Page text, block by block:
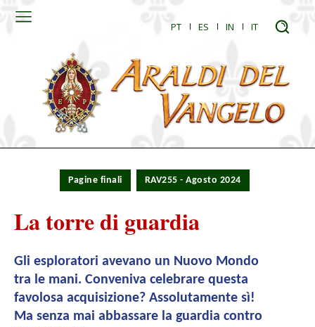
PT ES IN IT
Pagine finali RAV255 - Agosto 2024
La torre di guardia
Gli esploratori avevano un Nuovo Mondo
tra le mani. Conveniva celebrare questa
favolosa acquisizione? Assolutamente sì!
Ma senza mai abbassare la guardia contro